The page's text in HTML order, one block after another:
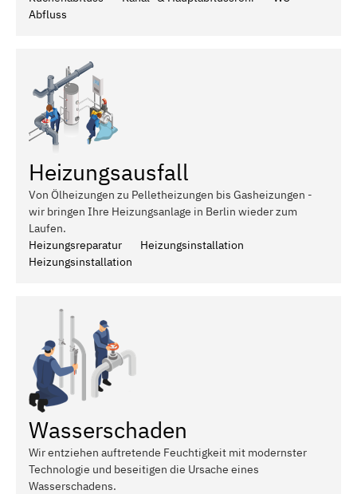
Abfluss
Heizungsausfall
Von Ölheizungen zu Pelletheizungen bis Gasheizungen -
wir bringen Ihre Heizungsanlage in Berlin wieder zum
Laufen.
Heizungsreparatur
Heizungsinstallation
Heizungsinstallation
Wasserschaden
Wir entziehen auftretende Feuchtigkeit mit modernster
Technologie und beseitigen die Ursache eines
Wasserschadens.